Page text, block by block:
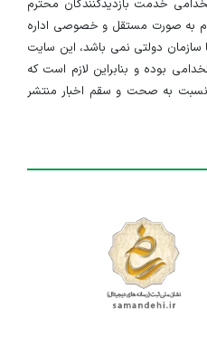
خدمت بازدیدکنندگان محترم
به صورت مستقل و خصوصی اداره
دولتی نمی باشد، این سایت
بوده و بنابراین لازم است که
نسبت به صحت و سقم اخبار منتشر